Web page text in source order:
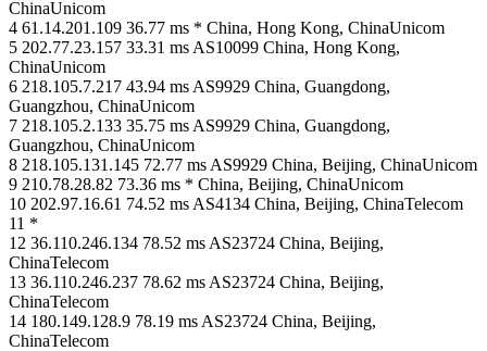
ChinaUnicom
4 61.14.201.109 36.77 ms * China, Hong Kong, ChinaUnicom
5 202.77.23.157 33.31 ms AS10099 China, Hong Kong,
ChinaUnicom
6 218.105.7.217 43.94 ms AS9929 China, Guangdong,
Guangzhou, ChinaUnicom
7 218.105.2.133 35.75 ms AS9929 China, Guangdong,
Guangzhou, ChinaUnicom
8 218.105.131.145 72.77 ms AS9929 China, Beijing, ChinaUnicom
9 210.78.28.82 73.36 ms * China, Beijing, ChinaUnicom
10 202.97.16.61 74.52 ms AS4134 China, Beijing, ChinaTelecom
11 *
12 36.110.246.134 78.52 ms AS23724 China, Beijing,
ChinaTelecom
13 36.110.246.237 78.62 ms AS23724 China, Beijing,
ChinaTelecom
14 180.149.128.9 78.19 ms AS23724 China, Beijing,
ChinaTelecom